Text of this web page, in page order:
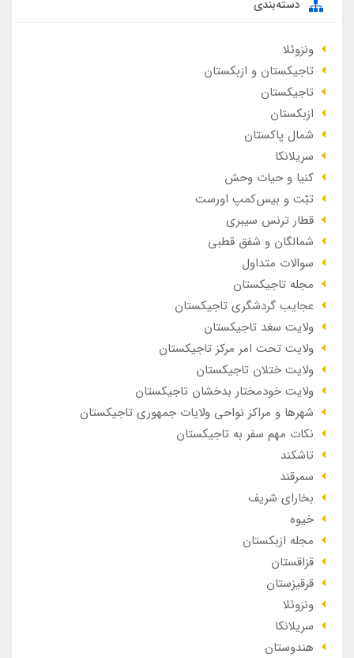
دسته‌بندی
ونزوئلا
تاجیکستان و ازبکستان
تاجیکستان
ازبکستان
شمال پاکستان
سریلانکا
کنیا و حیات وحش
تبّت و بیس‌کمپ اورست
قطار ترنس سیبری
شمالگان و شفق قطبی
سوالات متداول
مجله تاجیکستان
عجایب گردشگری تاجیکستان
ولایت سغد تاجیکستان
ولایت تحت امر مرکز تاجیکستان
ولایت ختلان تاجیکستان
ولایت خودمختار بدخشان تاجیکستان
شهرها و مراکز نواحی ولایات جمهوری تاجیکستان
نکات مهم سفر به تاجیکستان
تاشکند
سمرقند
بخارای شریف
خیوه
مجله ازبکستان
قزاقستان
قرقیزستان
ونزوئلا
سریلانکا
هندوستان